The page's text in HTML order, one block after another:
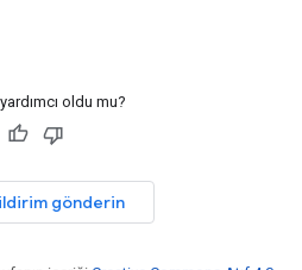
oldu mu?
gönderin